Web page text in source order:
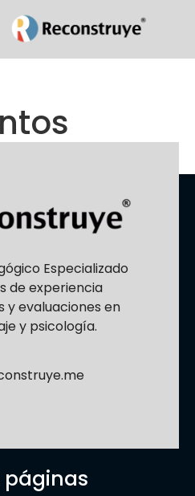
Especializado
de experiencia
y evaluaciones en
y psicología.
páginas